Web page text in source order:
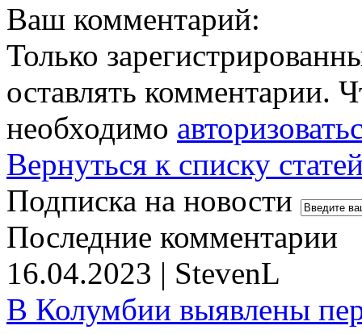
Ваш комментарий:
Только
оставлять комментарии.
необходимо
Вернуться к списку
Подписка на новости
Последние комментарии
16.04.2023 | StevenL
В Колумбии выявлены